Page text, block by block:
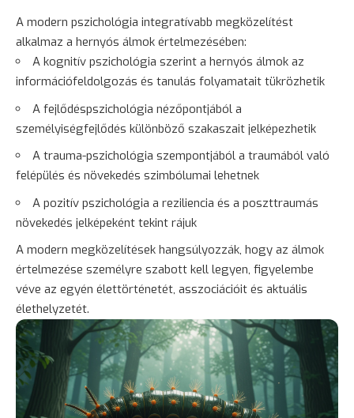
A modern pszichológia integratívabb megközelítést
alkalmaz a hernyós álmok értelmezésében:
A kognitív pszichológia szerint a hernyós álmok az
információfeldolgozás és tanulás folyamatait tükrözhetik
A fejlődéspszichológia nézőpontjából a
személyiségfejlődés különböző szakaszait jelképezhetik
A trauma-pszichológia szempontjából a traumából való
felépülés és növekedés szimbólumai lehetnek
A pozitív pszichológia a reziliencia és a poszttraumás
növekedés jelképeként tekint rájuk
A modern megközelítések hangsúlyozzák, hogy az álmok
értelmezése személyre szabott kell legyen, figyelembe
véve az egyén élettörténetét, asszociációit és aktuális
élethelyzetét.